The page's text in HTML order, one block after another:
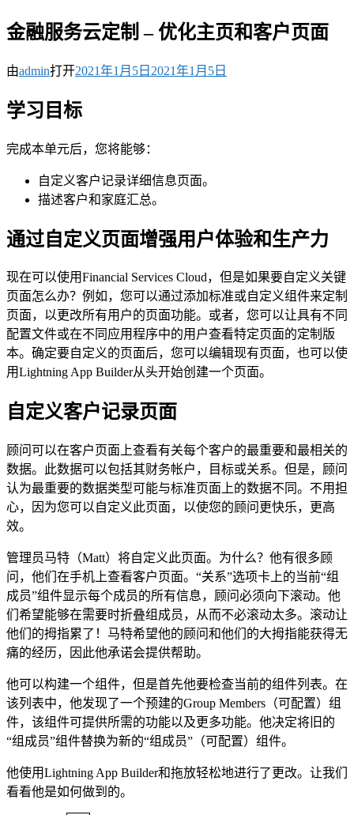
金融服务云定制 – 优化主页和客户页面
由admin打开2021年1月5日 2021年1月5日
学习目标
完成本单元后，您将能够：
自定义客户记录详细信息页面。
描述客户和家庭汇总。
通过自定义页面增强用户体验和生产力
现在可以使用Financial Services Cloud，但是如果要自定义关键
页面怎么办？例如，您可以通过添加标准或自定义组件来定制
页面，以更改所有用户的页面功能。或者，您可以让具有不同
配置文件或在不同应用程序中的用户查看特定页面的定制版
本。确定要自定义的页面后，您可以编辑现有页面，也可以使
用Lightning App Builder从头开始创建一个页面。
自定义客户记录页面
顾问可以在客户页面上查看有关每个客户的最重要和最相关的
数据。此数据可以包括其财务帐户，目标或关系。但是，顾问
认为最重要的数据类型可能与标准页面上的数据不同。不用担
心，因为您可以自定义此页面，以使您的顾问更快乐，更高
效。
管理员马特（Matt）将自定义此页面。为什么？他有很多顾
问，他们在手机上查看客户页面。“关系”选项卡上的当前“组
成员”组件显示每个成员的所有信息，顾问必须向下滚动。他
们希望能够在需要时折叠组成员，从而不必滚动太多。滚动让
他们的拇指累了！马特希望他的顾问和他们的大拇指能获得无
痛的经历，因此他承诺会提供帮助。
他可以构建一个组件，但是首先他要检查当前的组件列表。在
该列表中，他发现了一个预建的Group Members（可配置）组
件，该组件可提供所需的功能以及更多功能。他决定将旧的
“组成员”组件替换为新的“组成员”（可配置）组件。
他使用Lightning App Builder和拖放轻松地进行了更改。让我们
看看他是如何做到的。